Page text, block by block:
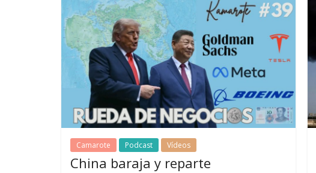
Camarote Podcast Vídeos
China baraja y reparte